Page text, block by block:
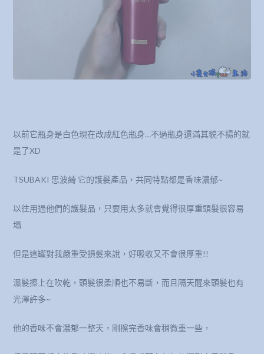
以前它瓶身是白色現在改成紅色瓶身…不過瓶身還滿其貌不揚的就
是了XD
TSUBAKI 思波綺 它的護髮產品，共同特點都是香味濃郁~
以往用過他們的護髮品，只要用太多就會覺得很厚重頭髮很容易
塌
但是這罐對我嚴重受損髮來說，好吸收又不會很厚重!!
濕髮擦上在吹乾，頭髮很柔順也不易斷，而且隔天醒來頭髮也有
光澤許多~
他的香味不會濃郁一整天，剛擦完香味會稍微重一些，